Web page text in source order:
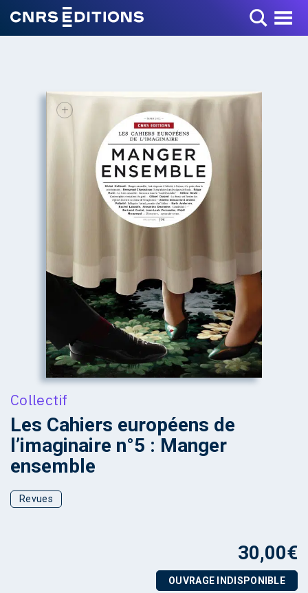
Toggle Menu
+
Collectif
Les Cahiers européens de
l’imaginaire n°5 : Manger
ensemble
Revues
30,00€
OUVRAGE INDISPONIBLE